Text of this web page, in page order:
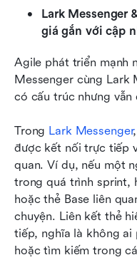
Lark Messenger
giá gắn với cập
Agile phát triển mạnh
Messenger cùng
có cấu trúc nhưng vẫn
Trong Lark Messenger
được kết nối trực tiếp
quan. Ví dụ, nếu một
trong quá trình sprint,
hoặc thẻ Base liên
chuyện. Liên kết thẻ
tiếp, nghĩa là không ai
hoặc tìm kiếm trong